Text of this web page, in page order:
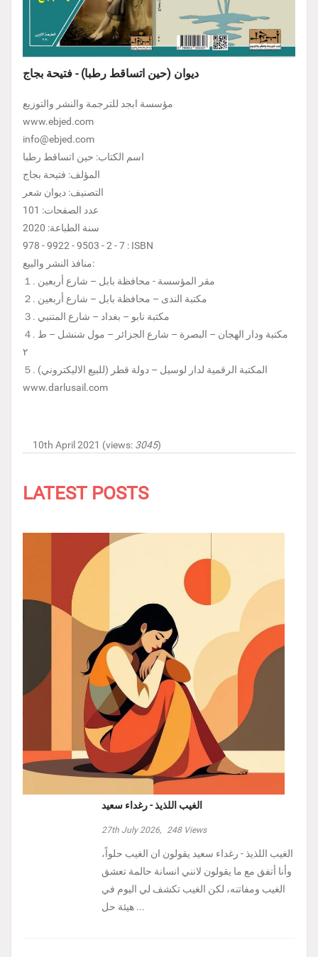
ديوان (حين اتساقط رطبا) - فتيحة بجاج
مؤسسة ابجد للترجمة والنشر والتوزيع
www.ebjed.com
info@ebjed.com
اسم الكتاب: حين اتساقط رطبا
المؤلف: فتيحة بجاج
التصنيف: ديوان شعر
عدد الصفحات: 101
سنة الطباعة: 2020
978 - 9922 - 9503 - 2 - 7 : ISBN
منافذ النشر والبيع:
１. مقر المؤسسة - محافظة بابل – شارع أربعين
２. مكتبة الندى – محافظة بابل – شارع أربعين
３. مكتبة نابو – بغداد – شارع المتنبي
４. مكتبة ودار الهجان – البصرة – شارع الجزائر – مول شنشل – ط
٢
５. المكتبة الرقمية لدار لوسيل – دولة قطر (للبيع الاليكتروني)
www.darlusail.com
10th April 2021 (views: 3045)
LATEST POSTS
الغيب اللذيذ - رغداء سعيد
27th July 2026, 248Views
الغيب اللذيذ - رغداء سعيد يقولون ان الغيب حلواً،
وأنا أتفق مع ما يقولون لانني انسانة حالمة تعشق
الغيب ومفاتنه، لكن الغيب تكشف لي اليوم في
هيئة حل ...